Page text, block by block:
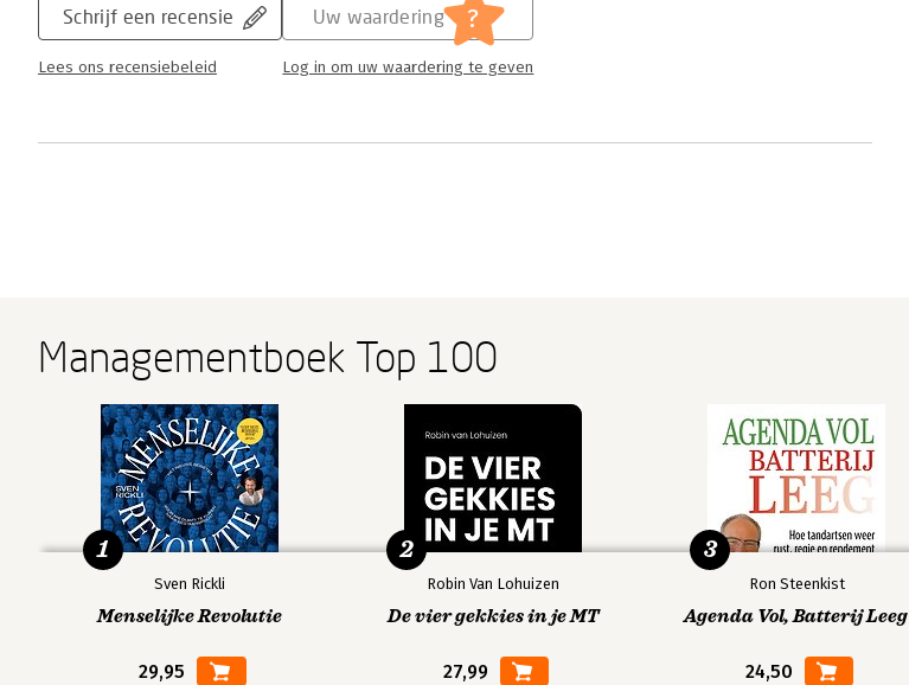
Schrijf een recensie
Lees ons recensiebeleid
Uw waardering ?
Log in om uw waardering te geven
Managementboek Top 100
Sven Rickli
Menselijke Revolutie
29,95
1
Robin Van Lohuizen
De vier gekkies in je MT
27,99
2
Ron Steenkist
Agenda Vol, Batterij Leeg
24,50
3